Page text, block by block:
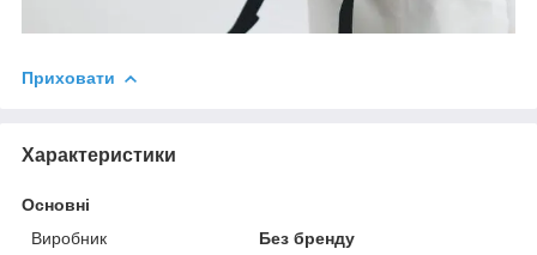
Приховати
Характеристики
Основні
Виробник
Без бренду